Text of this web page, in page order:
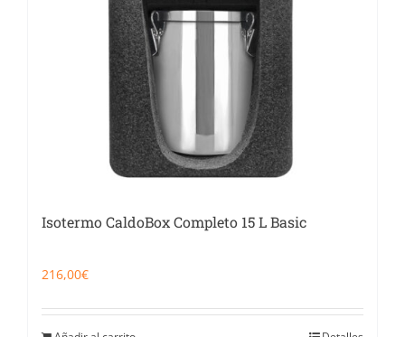
Isotermo CaldoBox Completo 15 L Basic
216,00€